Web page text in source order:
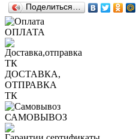
Поделиться…
ОПЛАТА
ДОСТАВКА,
ОТПРАВКА
ТК
САМОВЫВОЗ